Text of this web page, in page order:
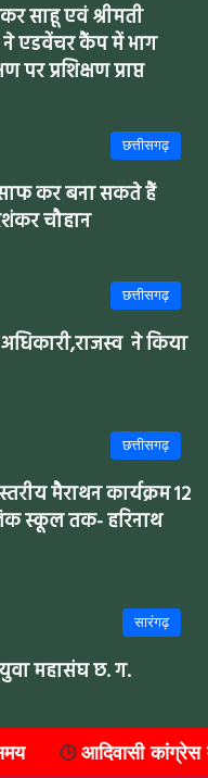
साहू एवं श्रीमती
ने एडवेंचर कैंप में भाग
प्रशिक्षण प्राप्त
छत्तीसगढ़
कर बना सकते हैं
चौहान
छत्तीसगढ़
अधिकारी,राजस्व ने किया
छत्तीसगढ़
मैराथन कार्यक्रम 12
स्कूल तक- हरिनाथ
सारंगढ़
महासंघ छ. ग.
रायगढ़
जिले के सात ब्लॉकों में